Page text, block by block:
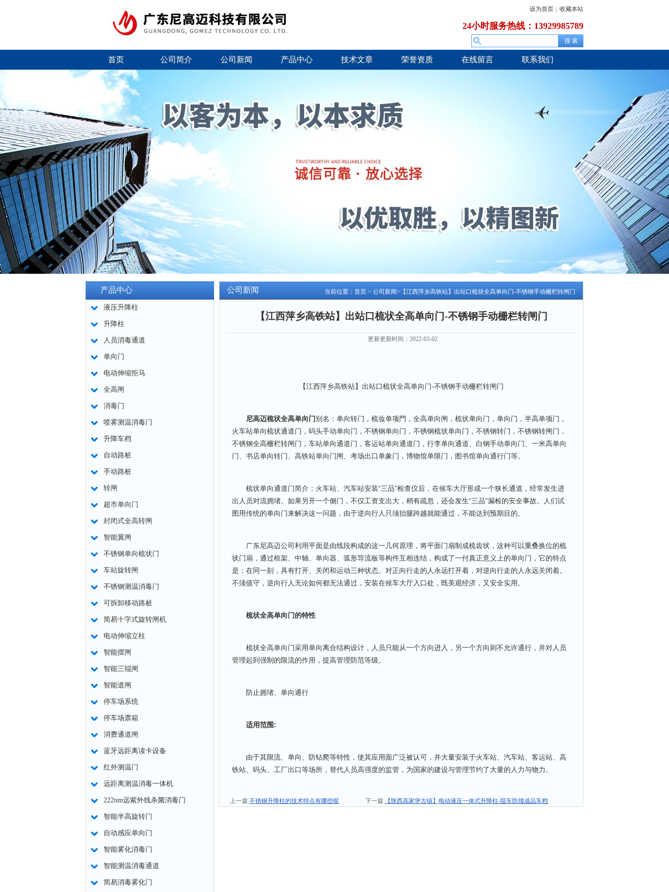
设为首页 | 收藏本站
24小时服务热线：13929985789
首页 公司简介 公司新闻 产品中心 技术文章 荣誉资质 在线留言 联系我们
产品中心
液压升降柱
升降柱
人员消毒通道
单向门
电动伸缩拒马
全高闸
消毒门
喷雾测温消毒门
升降车档
自动路桩
手动路桩
转闸
超市单向门
封闭式全高转闸
智能翼闸
不锈钢单向梳状门
车站旋转闸
不锈钢测温消毒门
可拆卸移动路桩
简易十字式旋转闸机
电动伸缩立柱
智能摆闸
智能三辊闸
智能道闸
停车场系统
停车场票箱
消费通道闸
蓝牙远距离读卡设备
红外测温门
远距离测温消毒一体机
222nm远紫外线杀菌消毒门
智能半高旋转门
自动感应单向门
智能雾化消毒门
智能测温消毒通道
简易消毒雾化门
当前位置： 首页 > 公司新闻>【江西萍乡高铁站】出站口梳状全高单向门-不锈钢手动栅栏转闸门
公司新闻
【江西萍乡高铁站】出站口梳状全高单向门-不锈钢手动栅栏转闸门
更新更新时间：2022-03-02
【江西萍乡高铁站】出站口梳状全高单向门-不锈钢手动栅栏转闸门
尼高迈梳状全高单向门别名：单向转门，梳妆单项門，全高单向闸，梳状单向门，单向门，半高单项门，
火车站单向梳状通道门，码头手动单向门，不锈钢单向门，不锈钢梳状单向门，不锈钢转门，不锈钢转闸门，
不锈钢全高栅栏转闸门，车站单向通道门，客运站单向通道门，行李单向通道、白钢手动单向门、一米高单向
门、书店单向转门、高铁站单向门闸、考场出口单象门，博物馆单限门，图书馆单向通行门等。
梳状单向通道门简介：火车站、汽车站安装“三品”检查仪后，在候车大厅形成一个狭长通道，经常发生进
出人员对流拥堵。如果另开一个侧门，不仅工资支出大，稍有疏忽，还会发生“三品”漏检的安全事故。人们试
图用传统的单向门来解决这一问题，由于逆向行人只须抬腿跨越就能通过，不能达到预期目的。
广东尼高迈公司利用平面是由线段构成的这一几何原理，将平面门扇制成梳齿状，这种可以重叠换位的梳
状门扇，通过框架、中轴、单向器、弧形导流板等构件互相连结，构成了一付真正意义上的单向门，它的特点
是：在同一刻，具有打开、关闭和运动三种状态。对正向行走的人永远打开着，对逆向行走的人永远关闭着。
不须值守，逆向行人无论如何都无法通过，安装在候车大厅入口处，既美观经济，又安全实用。
梳状全高单向门的特性
梳状全高单向门采用单向离合结构设计，人员只能从一个方向进入，另一个方向则不允许通行，并对人员
管理起到强制的限流的作用，提高管理防范等级。
防止拥堵、单向通行
适用范围:
由于其限流、单向、防钻爬等特性，使其应用面广泛被认可，并大量安装于火车站、汽车站、客运站、高
铁站、码头、工厂出口等场所，替代人员高强度的监管，为国家的建设与管理节约了大量的人力与物力。
上一篇 不锈钢升降柱的技术特点有哪些呢 下一篇 【陕西高家堡古镇】电动液压一体式升降柱-阻车防撞成品车档